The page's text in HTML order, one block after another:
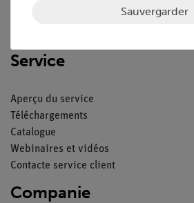
Déclaration de confidentialité
Service
Aperçu du service
Téléchargements
Catalogue
Webinaires et vidéos
Contacte service client
Companie
Sauvergarder